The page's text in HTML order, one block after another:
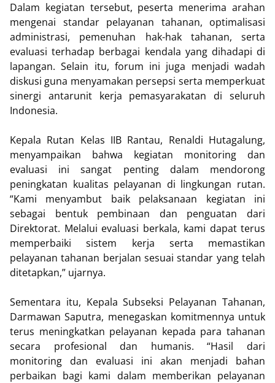
Dalam kegiatan tersebut, peserta menerima arahan
mengenai standar pelayanan tahanan, optimalisasi
administrasi, pemenuhan hak-hak tahanan, serta
evaluasi terhadap berbagai kendala yang dihadapi di
lapangan. Selain itu, forum ini juga menjadi wadah
diskusi guna menyamakan persepsi serta memperkuat
sinergi antarunit kerja pemasyarakatan di seluruh
Indonesia.
Kepala Rutan Kelas IIB Rantau, Renaldi Hutagalung,
menyampaikan bahwa kegiatan monitoring dan
evaluasi ini sangat penting dalam mendorong
peningkatan kualitas pelayanan di lingkungan rutan.
“Kami menyambut baik pelaksanaan kegiatan ini
sebagai bentuk pembinaan dan penguatan dari
Direktorat. Melalui evaluasi berkala, kami dapat terus
memperbaiki sistem kerja serta memastikan
pelayanan tahanan berjalan sesuai standar yang telah
ditetapkan,” ujarnya.
Sementara itu, Kepala Subseksi Pelayanan Tahanan,
Darmawan Saputra, menegaskan komitmennya untuk
terus meningkatkan pelayanan kepada para tahanan
secara profesional dan humanis. “Hasil dari
monitoring dan evaluasi ini akan menjadi bahan
perbaikan bagi kami dalam memberikan pelayanan